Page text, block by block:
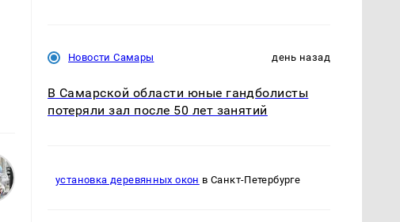
Новости Самары день назад
В Самарской области юные гандболисты
потеряли зал после 50 лет занятий
установка деревянных окон в Санкт-Петербурге